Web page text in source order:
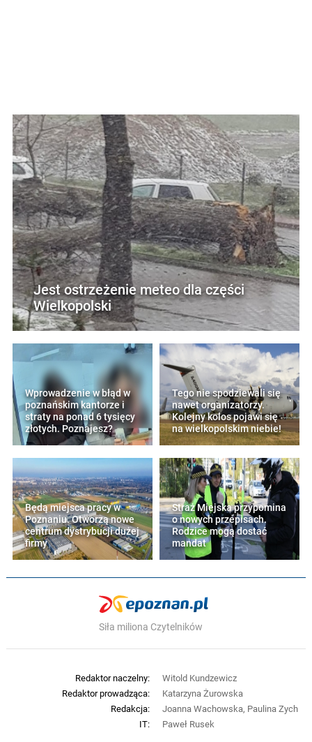
Jest ostrzeżenie meteo dla części
Wielkopolski
Wprowadzenie w błąd w
poznańskim kantorze i
straty na ponad 6 tysięcy
złotych. Poznajesz?
Tego nie spodziewali się
nawet organizatorzy.
Kolejny kolos pojawi się
na wielkopolskim niebie!
Będą miejsca pracy w
Poznaniu. Otworzą nowe
centrum dystrybucji dużej
firmy
Straż Miejska przypomina
o nowych przepisach.
Rodzice mogą dostać
mandat
Siła miliona Czytelników
Redaktor naczelny:
Witold Kundzewicz
Redaktor prowadząca:
Katarzyna Żurowska
Redakcja:
Joanna Wachowska, Paulina Zych
IT:
Paweł Rusek